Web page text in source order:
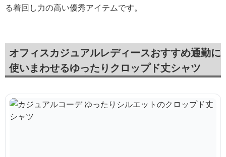
る着回し力の高い優秀アイテムです。
オフィスカジュアルレディースおすすめ通勤に
使いまわせるゆったりクロップド丈シャツ